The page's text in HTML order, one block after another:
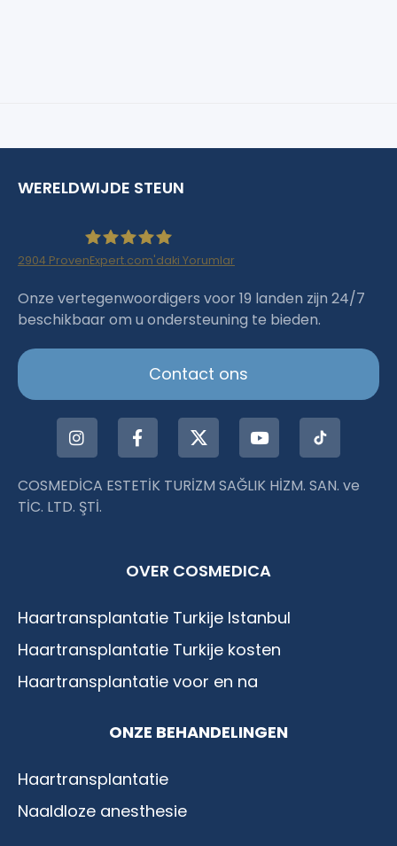
WERELDWIJDE STEUN
Haartransplantation Istanbul |Dr.Acar aus
Istanbul
2904 ProvenExpert.com'daki Yorumlar
Onze vertegenwoordigers voor 19 landen zijn 24/7
beschikbaar om u ondersteuning te bieden.
Contact ons
COSMEDİCA ESTETİK TURİZM SAĞLIK HİZM. SAN. ve
TİC. LTD. ŞTİ.
OVER COSMEDICA
Haartransplantatie Turkije Istanbul
Haartransplantatie Turkije kosten
Haartransplantatie voor en na
ONZE BEHANDELINGEN
Haartransplantatie
Naaldloze anesthesie